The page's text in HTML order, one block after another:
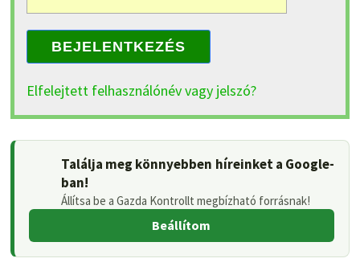
BEJELENTKEZÉS
Elfelejtett felhasználónév vagy jelszó?
Találja meg könnyebben híreinket a Google-
ban!
Állítsa be a Gazda Kontrollt megbízható forrásnak!
Beállítom